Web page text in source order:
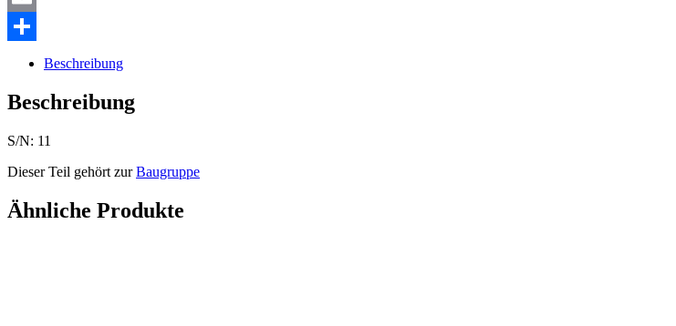
Email
Beschreibung
Beschreibung
S/N: 11
Dieser Teil gehört zurBaugruppe
Ähnliche Produkte